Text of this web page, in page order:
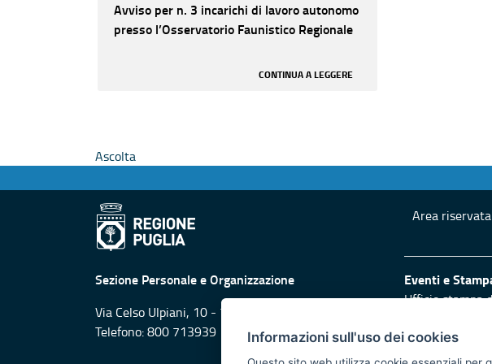
Avviso per n. 3 incarichi di lavoro autonomo
presso l’Osservatorio Faunistico Regionale
CONTINUA A LEGGERE
Ascolta
Area riservata
Sezione Personale e Organizzazione
Via Celso Ulpiani, 10 - 70125 Bari
Telefono: 800 713939
Eventi e
Ufficio stampa
Logo e identità
Informazioni sull'uso dei cookies